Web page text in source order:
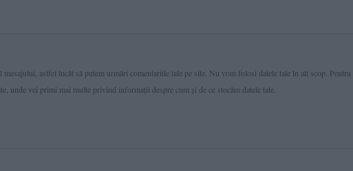
astfel încât să putem urmări comentariile tale pe site. Nu vom folosi datele tale în alt scop. Pentru
unde vei primi mai multe privind informaţii despre cum și de ce stocăm datele tale.